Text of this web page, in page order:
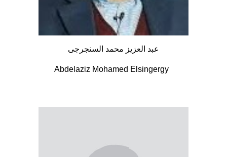
عبد العزيز محمد السنجرجى
Abdelaziz Mohamed Elsingergy